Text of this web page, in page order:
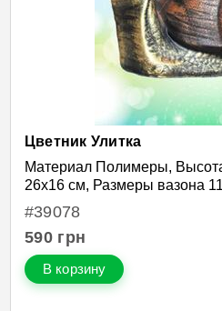
Цветник Улитка
Материал Полимеры,
26х16 см, Размеры вазона
#39078
590 грн
В корзину